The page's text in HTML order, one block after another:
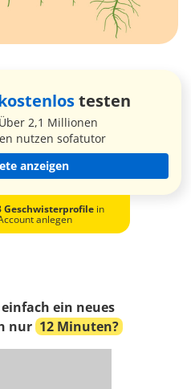
testen
Über 2,1 Millionen
nutzen sofatutor
anzeigen
Geschwisterprofilein
anlegen
ein neues
nur 12 Minuten?